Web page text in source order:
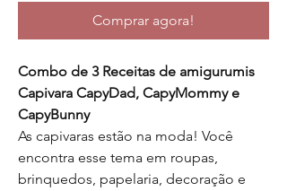
Comprar agora!
Combo de 3 Receitas de amigurumis
Capivara CapyDad, CapyMommy e
CapyBunny
As capivaras estão na moda! Você
encontra esse tema em roupas,
brinquedos, papelaria, decoração e